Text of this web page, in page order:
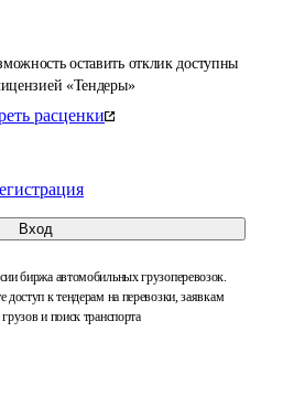
оставить отклик доступны
«Тендеры»
расценки
Вход
биржа автомобильных грузоперевозок.
доступ к тендерам на перевозки, заявкам
и поиск транспорта